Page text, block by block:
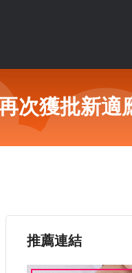
次獲批新適
推薦連結